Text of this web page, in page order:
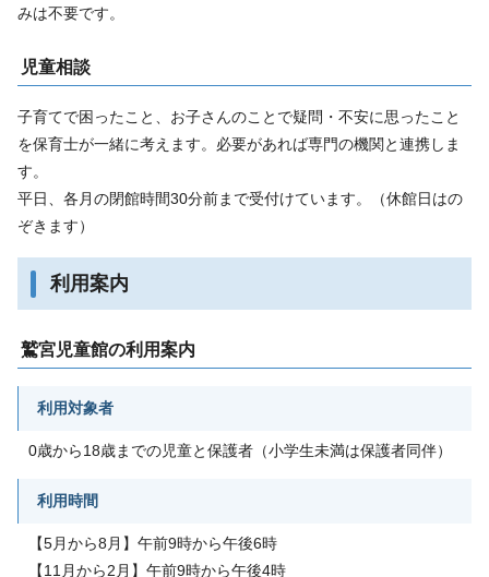
みは不要です。
児童相談
子育てで困ったこと、お子さんのことで疑問・不安に思ったこと
を保育士が一緒に考えます。必要があれば専門の機関と連携しま
す。
平日、各月の閉館時間30分前まで受付けています。（休館日はの
ぞきます）
利用案内
鷲宮児童館の利用案内
利用対象者
0歳から18歳までの児童と保護者（小学生未満は保護者同伴）
利用時間
【5月から8月】午前9時から午後6時
【11月から2月】午前9時から午後4時